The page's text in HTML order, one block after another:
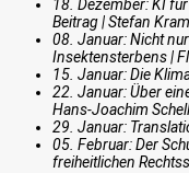
18. Dezember: KI
Beitrag | Stefan
08. Januar: Nicht
Insektensterbens |
15. Januar: Die
22. Januar: Über
Hans-Joachim
29. Januar:
05. Februar: Der
freiheitlichen